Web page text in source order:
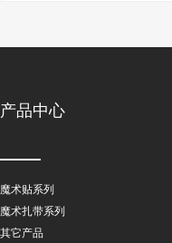
产品中心
魔术贴系列
魔术扎带系列
其它产品